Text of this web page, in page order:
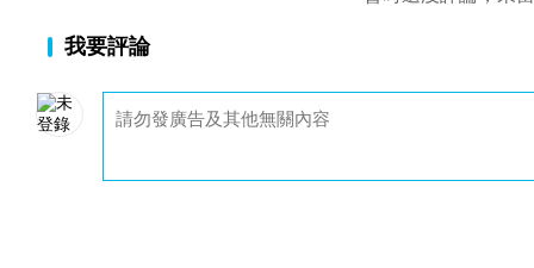
我要評論